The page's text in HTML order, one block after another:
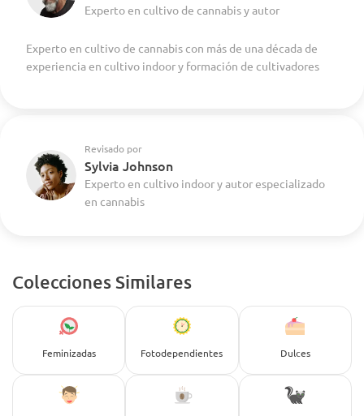
Experto en cultivo de cannabis y autor
Experto en cultivo de cannabis con más de una década de
experiencia en cultivo indoor y formación de cultivadores
Revisado por
Sylvia Johnson
Experto en cultivo indoor y autor especializado
en cannabis
Colecciones Similares
Feminizadas Fotodependientes Dulces